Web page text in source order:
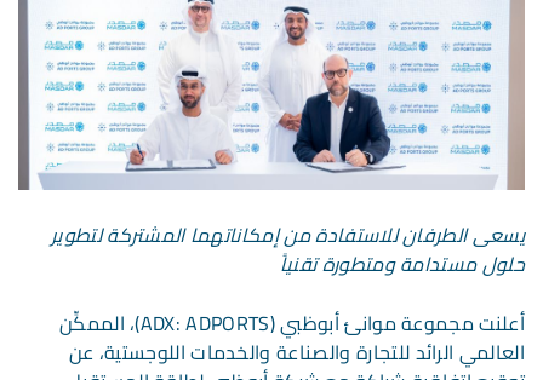
يسعى الطرفان للاستفادة من إمكاناتهما المشتركة لتطوير
حلول مستدامة ومتطورة تقنياً
أعلنت مجموعة موانئ أبوظبي (ADX: ADPORTS)، الممكِّن
العالمي الرائد للتجارة والصناعة والخدمات اللوجستية، عن